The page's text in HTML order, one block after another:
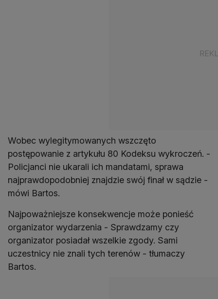
Wobec wylegitymowanych wszczęto
postępowanie z artykułu 80 Kodeksu wykroczeń. -
Policjanci nie ukarali ich mandatami, sprawa
najprawdopodobniej znajdzie swój finał w sądzie -
mówi Bartos.
Najpoważniejsze konsekwencje może ponieść
organizator wydarzenia - Sprawdzamy czy
organizator posiadał wszelkie zgody. Sami
uczestnicy nie znali tych terenów - tłumaczy
Bartos.